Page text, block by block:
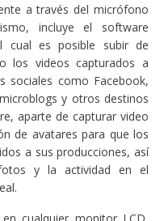
a través del micrófono
incluye el software
cual es posible subir de
los videos capturados a
sociales como Facebook,
y otros destinos
aparte de capturar video
de avatares para que los
a sus producciones, así
y la actividad en el